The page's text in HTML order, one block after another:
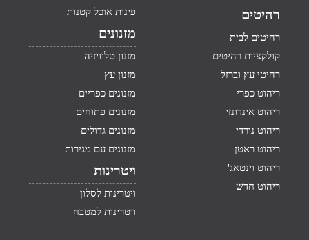
רהיטים
רהיטים לבית
קולקציות רהיטים
רהיטי עץ וברזל
ריהוט כפרי
ריהוט אינדונזי
ריהוט נורדי
ריהוט ראטן
ריהוט וינטאג'
ריהוט חדש
פינות אוכל קטנות
מזנונים
מזנון טלוויזיה
מזנון עץ
מזנונים כפריים
מזנונים פתוחים
מזנונים גדולים
מזנונים עם מגירות
ויטרינות
ויטרינות לסלון
ויטרינות למטבח